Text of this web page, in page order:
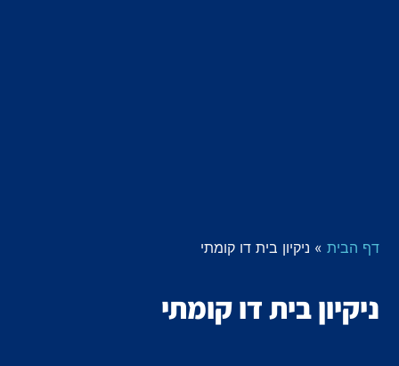
דף הבית » ניקיון בית דו קומתי
ניקיון בית דו קומתי